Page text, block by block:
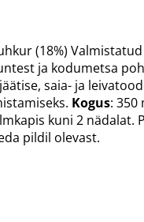
(18%)
ja kodumetsa
saia- ja
Kogus: 350
kuni 2 nädalat.
pildil olevast.